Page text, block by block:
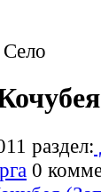
раздел:
0